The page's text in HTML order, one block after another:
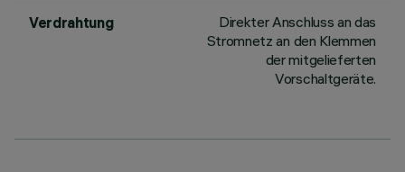
Verdrahtung
Direkter Anschluss an das
Stromnetz an den Klemmen
der mitgelieferten
Vorschaltgeräte.